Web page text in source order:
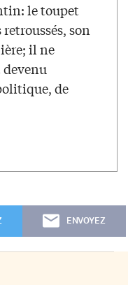
le toupet
son
il ne
de
ENVOYEZ